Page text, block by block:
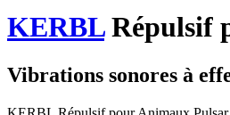
KERBLRépulsif
Vibrations sonores à